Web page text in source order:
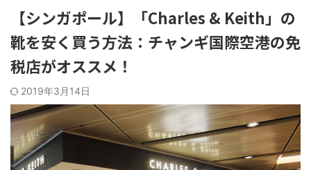
【シンガポール】「Charles & Keith」の
靴を安く買う方法：チャンギ国際空港の免
税店がオススメ！
2019年3月14日